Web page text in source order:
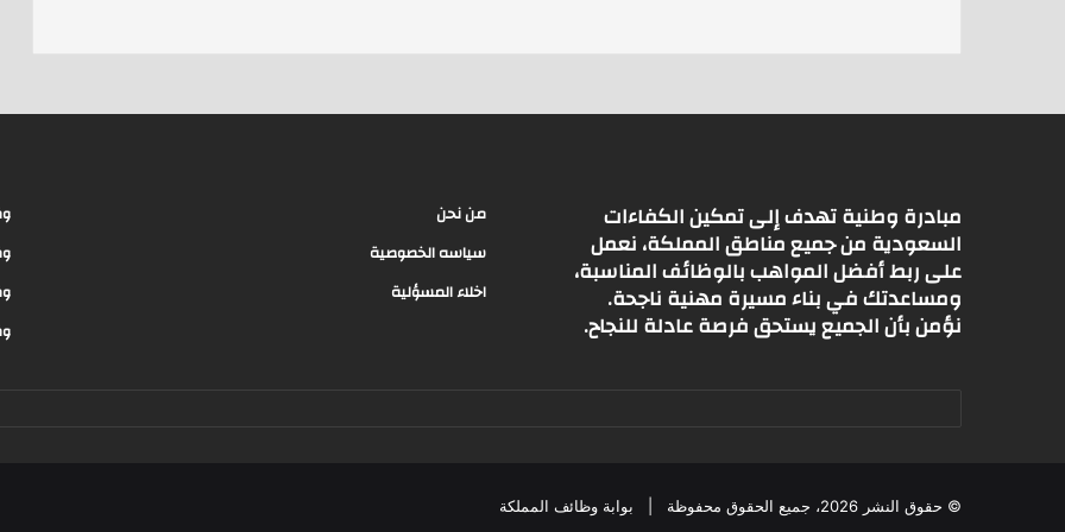
مبادرة وطنية تهدف إلى تمكين الكفاءات
السعودية من جميع مناطق المملكة، نعمل
على ربط أفضل المواهب بالوظائف المناسبة،
ومساعدتك في بناء مسيرة مهنية ناجحة.
نؤمن بأن الجميع يستحق فرصة عادلة للنجاح.
من نحن
سياسه الخصوصية
اخلاء المسؤلية
© حقوق النشر 2026، جميع الحقوق محفوظة | بوابة وظائف المملكة